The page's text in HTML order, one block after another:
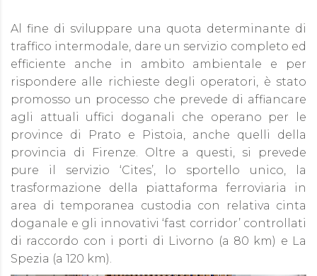
Al fine di sviluppare una quota determinante di
traffico intermodale, dare un servizio completo ed
efficiente anche in ambito ambientale e per
rispondere alle richieste degli operatori, è stato
promosso un processo che prevede di affiancare
agli attuali uffici doganali che operano per le
province di Prato e Pistoia, anche quelli della
provincia di Firenze. Oltre a questi, si prevede
pure il servizio ‘Cites’, lo sportello unico, la
trasformazione della piattaforma ferroviaria in
area di temporanea custodia con relativa cinta
doganale e gli innovativi ‘fast corridor’ controllati
di raccordo con i porti di Livorno (a 80 km) e La
Spezia (a 120 km).